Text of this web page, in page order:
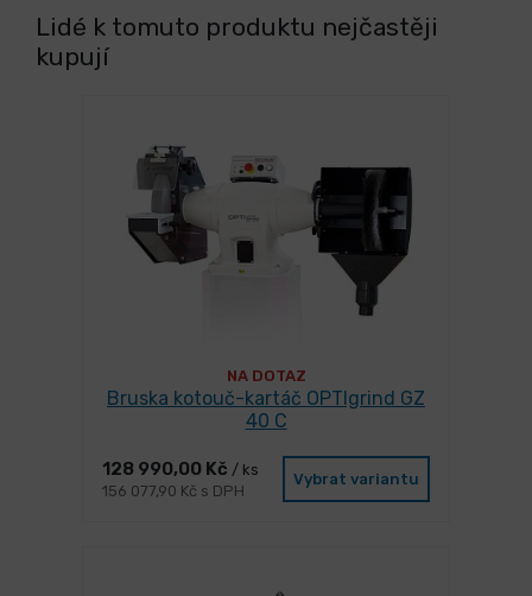
Lidé k tomuto produktu nejčastěji
kupují
NA DOTAZ
Bruska kotouč-kartáč OPTIgrind GZ
40 C
128 990,00 Kč / ks
156 077,90 Kč s DPH
Vybrat variantu